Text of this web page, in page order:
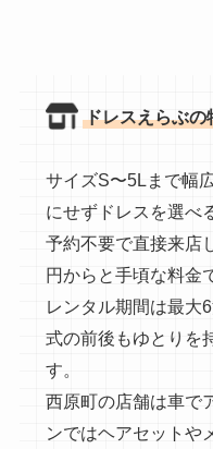
ドレスえらぶの
サイズS〜5Lまで幅
にせずドレスを選べ
予約不要で直接来店
円からと手頃な料金
レンタル期間は最大
式の前後もゆとりを
す。
西原町の店舗は車で
ンではヘアセットや